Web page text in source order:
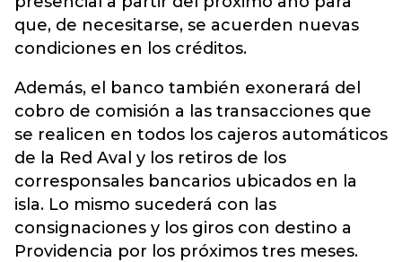
que, de necesitarse, se acuerden nuevas
condiciones en los créditos.
Además, el banco también exonerará del
cobro de comisión a las transacciones que
se realicen en todos los cajeros automáticos
de la Red Aval y los retiros de los
corresponsales bancarios ubicados en la
isla. Lo mismo sucederá con las
consignaciones y los giros con destino a
Providencia por los próximos tres meses.